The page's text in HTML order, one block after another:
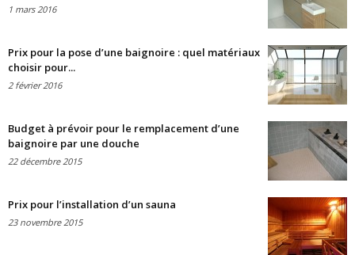
1 mars 2016
Prix pour la pose d’une baignoire : quel matériaux
choisir pour...
2 février 2016
Budget à prévoir pour le remplacement d’une
baignoire par une douche
22 décembre 2015
Prix pour l’installation d’un sauna
23 novembre 2015